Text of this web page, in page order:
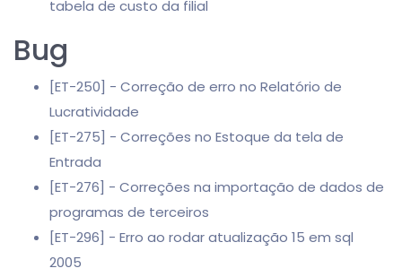
tabela de custo da filial
Bug
[ET-250] - Correção de erro no Relatório de
Lucratividade
[ET-275] - Correções no Estoque da tela de
Entrada
[ET-276] - Correções na importação de dados de
programas de terceiros
[ET-296] - Erro ao rodar atualização 15 em sql
2005